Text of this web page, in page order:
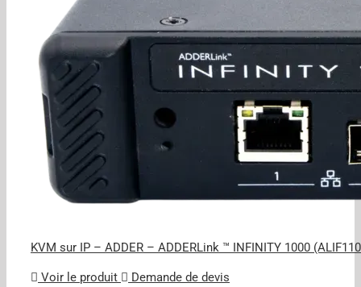
KVM sur IP – ADDER – ADDERLink ™ INFINITY 1000
Voir le produit Demande de devis